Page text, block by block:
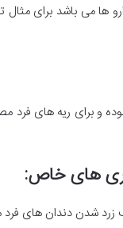
بوده و برای ریه های
های خاص:
زرد شدن دندان های